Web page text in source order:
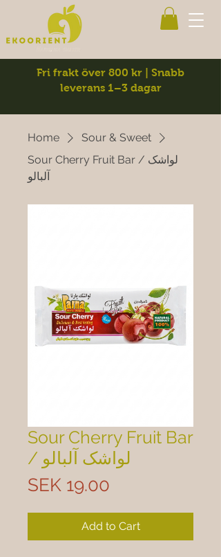
Fri frakt över 800 kr | Snabb
leverans 1–3 dagar
Home
Sour & Sweet
Sour Cherry Fruit Bar / لواشک
آلبالو
Sour Cherry Fruit Bar
/ لواشک آلبالو
SEK 19.00
Add to Cart